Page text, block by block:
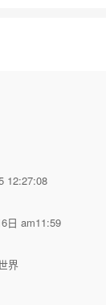
12:27:08
日 am11:59
界